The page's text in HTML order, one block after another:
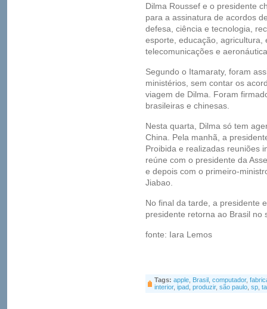
Dilma Roussef e o presidente
para a assinatura de acordos
defesa, ciência e tecnologia,
esporte, educação, agricultura,
telecomunicações e
Segundo o Itamaraty, foram
ministérios, sem contar os
viagem de Dilma. Foram
brasileiras e chinesas.
Nesta quarta, Dilma só tem
China. Pela manhã, a
Proibida e realizadas reuniões
reúne com o presidente da
e depois com o primeiro-
Jiabao.
No final da tarde, a presidente
presidente retorna ao Brasil no
fonte: Iara Lemos
Tags: apple Brasil computador,
interior, ipad produzir, são paulo sp